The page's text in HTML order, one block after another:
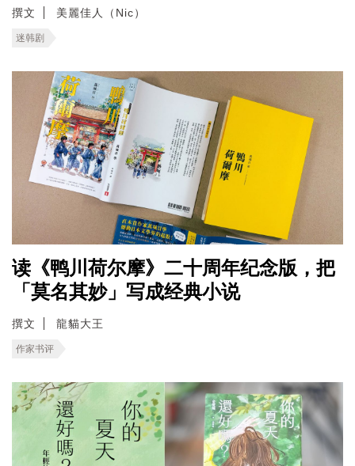
撰文 美麗佳人（Nic）
迷韩剧
读《鸭川荷尔摩》二十周年纪念版，把
「莫名其妙」写成经典小说
撰文 龍貓大王
作家书评